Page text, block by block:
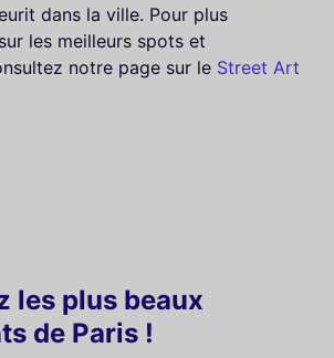
dans la ville. Pour plus
les meilleurs spots et
notre page sur le Street Art
les plus beaux
de Paris !